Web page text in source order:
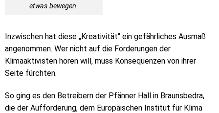
etwas bewegen.
Inzwischen hat diese „Kreativität“ ein gefährliches Ausmaß
angenommen. Wer nicht auf die Forderungen der
Klimaaktivisten hören will, muss Konsequenzen von ihrer
Seite fürchten.
So ging es den Betreibern der Pfänner Hall in Braunsbedra,
die der Aufforderung, dem Europäischen Institut für Klima